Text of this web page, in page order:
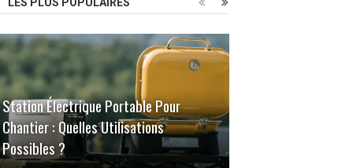
Station Électrique Portable Pour
Chantier : Quelles Utilisations
Possibles ?